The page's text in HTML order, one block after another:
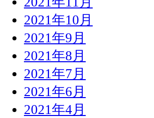
2021年10月
2021年9月
2021年8月
2021年7月
2021年6月
2021年4月